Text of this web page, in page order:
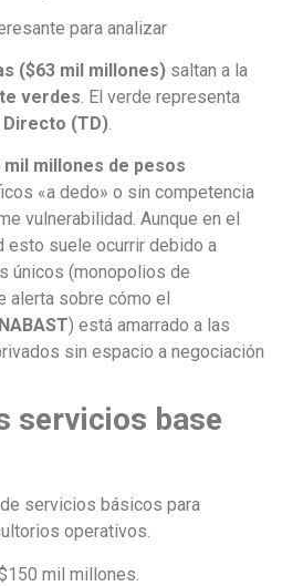
para analizar
($63 mil millones) saltan a la
verdes. El verde representa
(TD).
mil millones de pesos
«a dedo» o sin competencia
vulnerabilidad. Aunque en el
esto suele ocurrir debido a
únicos (monopolios de
alerta sobre cómo el
) está amarrado a las
sin espacio a negociación
servicios base
servicios básicos para
operativos.
mil millones.